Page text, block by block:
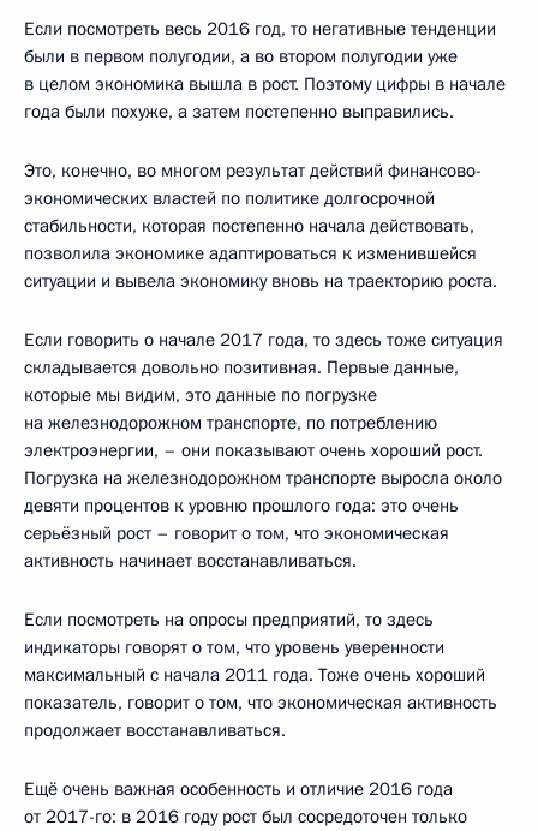
Если посмотреть весь 2016 год, то негативные тенденции
были в первом полугодии, а во втором полугодии уже
в целом экономика вышла в рост. Поэтому цифры в начале
года были похуже, а затем постепенно выправились.
Это, конечно, во многом результат действий финансово-
экономических властей по политике долгосрочной
стабильности, которая постепенно начала действовать,
позволила экономике адаптироваться к изменившейся
ситуации и вывела экономику вновь на траекторию роста.
Если говорить о начале 2017 года, то здесь тоже ситуация
складывается довольно позитивная. Первые данные,
которые мы видим, это данные по погрузке
на железнодорожном транспорте, по потреблению
электроэнергии, – они показывают очень хороший рост.
Погрузка на железнодорожном транспорте выросла около
девяти процентов к уровню прошлого года: это очень
серьёзный рост – говорит о том, что экономическая
активность начинает восстанавливаться.
Если посмотреть на опросы предприятий, то здесь
индикаторы говорят о том, что уровень уверенности
максимальный с начала 2011 года. Тоже очень хороший
показатель, говорит о том, что экономическая активность
продолжает восстанавливаться.
Ещё очень важная особенность и отличие 2016 года
от 2017-го: в 2016 году рост был сосредоточен только